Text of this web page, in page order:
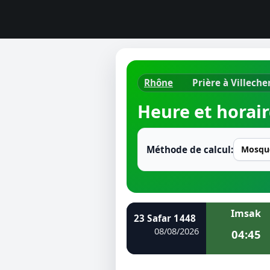
Horaires
Heure de
Ramadan
Rhône Prière à
Heure et
Méthode de calcul:
23 Safar 1448
08/08/2026
Imsak
04:45